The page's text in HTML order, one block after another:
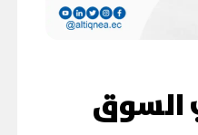
السوق